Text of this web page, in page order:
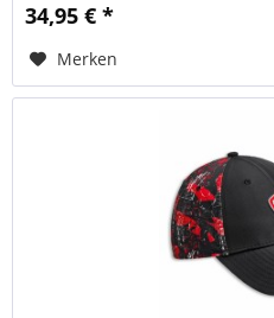
34,95 € *
Merken